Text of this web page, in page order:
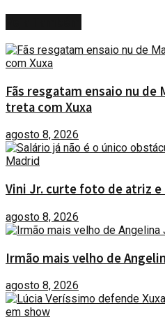
Fãs resgatam ensaio nu de
treta com Xuxa
agosto 8, 2026
Vini Jr. curte foto de atriz e
agosto 8, 2026
Irmão mais velho de
agosto 8, 2026